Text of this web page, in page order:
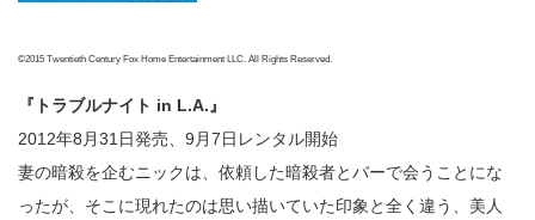
©2015 Twentieth Century Fox Home Entertainment LLC. All Rights Reserved.
『トラブルナイト in L.A.』
2012年8月31日発売、9月7日レンタル開始
妻の暗殺を企むニックは、依頼した暗殺者とバーで会うことにな
ったが、そこに現れたのは思い描いていた印象と全く違う、美人